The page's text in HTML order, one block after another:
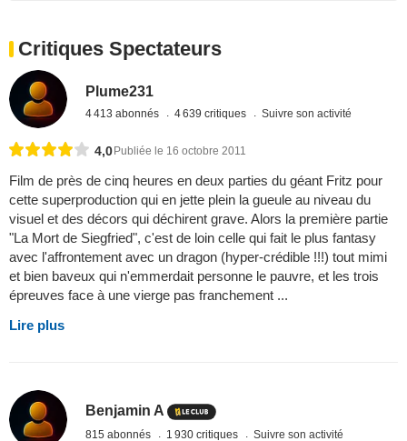
Critiques Spectateurs
Plume231
4 413 abonnés 4 639 critiques Suivre son activité
4,0 Publiée le 16 octobre 2011
Film de près de cinq heures en deux parties du géant Fritz pour
cette superproduction qui en jette plein la gueule au niveau du
visuel et des décors qui déchirent grave. Alors la première partie
"La Mort de Siegfried", c'est de loin celle qui fait le plus fantasy
avec l'affrontement avec un dragon (hyper-crédible !!!) tout mimi
et bien baveux qui n'emmerdait personne le pauvre, et les trois
épreuves face à une vierge pas franchement ...
Lire plus
Benjamin A
815 abonnés 1 930 critiques Suivre son activité